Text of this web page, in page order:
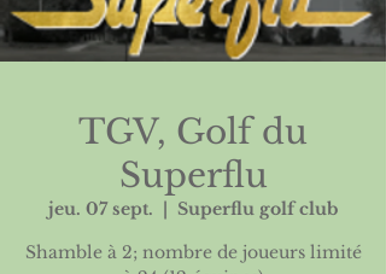
TGV, Golf du
Superflu
jeu. 07 sept.
Superflu golf club
Shamble à 2; nombre de joueurs limité